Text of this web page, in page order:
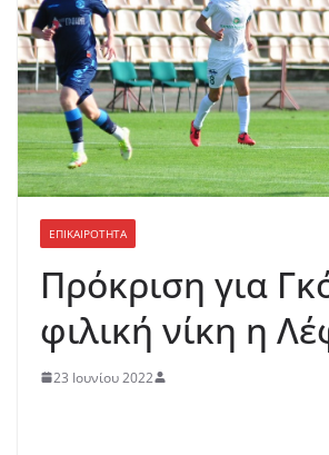
ΕΠΙΚΑΙΡΟΤΗΤΑ
Πρόκριση για
φιλική νίκη η
23 Ιουνίου 2022